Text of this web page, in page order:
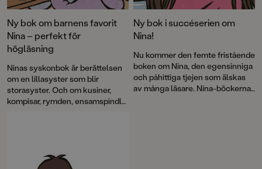
Ny bok om barnens favorit
Nina – perfekt för
högläsning
Ninas syskonbok är berättelsen
om en lillasyster som blir
storasyster. Och om kusiner,
kompisar, rymden, ensamspindlar
Ny bok i succéserien om
Nina!
Nu kommer den femte fristående
boken om Nina, den egensinniga
och påhittiga tjejen som älskas
av många läsare. Nina-böckerna